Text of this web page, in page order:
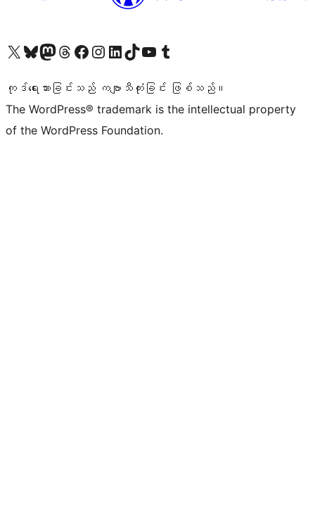
ကျွန်ုပ်တို့၏ X (ယခင် Twitter) အကောင့်သို့ သွားရောက်ကြည့်ရှုပါကျွန်ုပ်တို့၏ Bluesky အကောင့်သို့ ဝင်ရောက်ကြည့်ရှုရန်
ကျွန်ုပ်တို့၏ Mastodon အကောင့်သို့ သွားရောက်ကြည့်ရှုပါကျွန်ုပ်တို့၏ Threads အကောင့်သို့ ဝင်ရောက်ကြည့်ရှုရန်
ကျွန်ုပ်တို့၏ Facebook စာမျက်နှာသို့ သွားရောက်ကြည့်ရှုပါကျွန်ုပ်တို့၏ Instagram အကောင့်သို့ သွားရောက်ကြည့်ရှုပါ ကျွန်ုပ်တို့၏ LinkedIn အကောင့်သို့ သွားရောက်ကြည့်ရှုပါကျွန်ုပ်တို့၏ TikTok အကောင့်သို့ ဝင်ရောက်ကြည့်ရှုရန်
ကျွန်ုပ်တို့၏ YouTube ချန်နယ်သို့ သွားရောက်ကြည့်ရှုပါ ကျွန်ုပ်တို့၏ Tumblr အကောင့်သို့ ဝင်ရောက်ကြည့်ရှုရန်
ကုဒ်ရေးသားခြင်းသည် ကဗျာသီကုံးခြင်း ဖြစ်သည်။
The WordPress® trademark is the intellectual property
of the WordPress Foundation.